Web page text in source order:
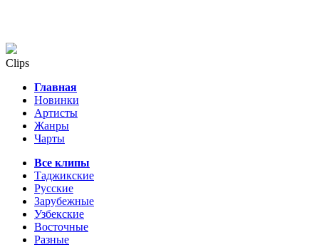
Clips
Главная
Новинки
Артисты
Жанры
Чарты
Все клипы
Таджикские
Русские
Зарубежные
Узбекские
Восточные
Разные